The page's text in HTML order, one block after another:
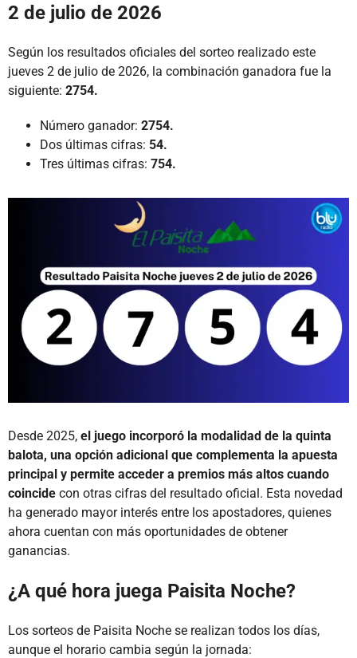
2 de julio de 2026
Según los resultados oficiales del sorteo realizado este
jueves 2 de julio de 2026, la combinación ganadora fue la
siguiente: 2754.
Número ganador: 2754.
Dos últimas cifras: 54.
Tres últimas cifras: 754.
Desde 2025, el juego incorporó la modalidad de la quinta
balota, una opción adicional que complementa la apuesta
principal y permite acceder a premios más altos cuando
coincide con otras cifras del resultado oficial. Esta novedad
ha generado mayor interés entre los apostadores, quienes
ahora cuentan con más oportunidades de obtener
ganancias.
¿A qué hora juega Paisita Noche?
Los sorteos de Paisita Noche se realizan todos los días,
aunque el horario cambia según la jornada: